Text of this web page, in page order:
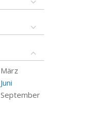
März
Juni
September